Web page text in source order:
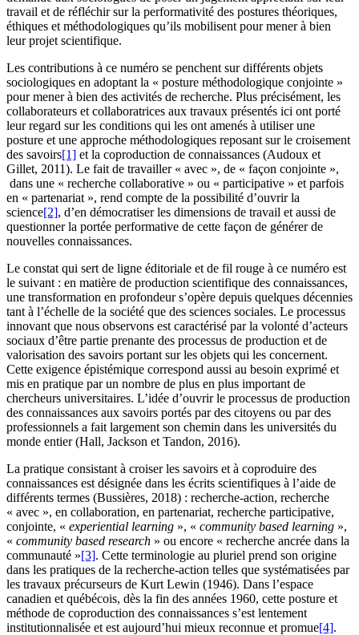
travail et de réfléchir sur la performativité des postures théoriques,
éthiques et méthodologiques qu’ils mobilisent pour mener à bien
leur projet scientifique.
Les contributions à ce numéro se penchent sur différents objets
sociologiques en adoptant la « posture méthodologique conjointe »
pour mener à bien des activités de recherche. Plus précisément, les
collaborateurs et collaboratrices aux travaux présentés ici ont porté
leur regard sur les conditions qui les ont amenés à utiliser une
posture et une approche méthodologiques reposant sur le croisement
des savoirs[1] et la coproduction de connaissances (Audoux et
Gillet, 2011). Le fait de travailler « avec », de « façon conjointe »,
dans une « recherche collaborative » ou « participative » et parfois
en « partenariat », rend compte de la possibilité d’ouvrir la
science[2], d’en démocratiser les dimensions de travail et aussi de
questionner la portée performative de cette façon de générer de
nouvelles connaissances.
Le constat qui sert de ligne éditoriale et de fil rouge à ce numéro est
le suivant : en matière de production scientifique des connaissances,
une transformation en profondeur s’opère depuis quelques décennies
tant à l’échelle de la société que des sciences sociales. Le processus
innovant que nous observons est caractérisé par la volonté d’acteurs
sociaux d’être partie prenante des processus de production et de
valorisation des savoirs portant sur les objets qui les concernent.
Cette exigence épistémique correspond aussi au besoin exprimé et
mis en pratique par un nombre de plus en plus important de
chercheurs universitaires. L’idée d’ouvrir le processus de production
des connaissances aux savoirs portés par des citoyens ou par des
professionnels a fait largement son chemin dans les universités du
monde entier (Hall, Jackson et Tandon, 2016).
La pratique consistant à croiser les savoirs et à coproduire des
connaissances est désignée dans les écrits scientifiques à l’aide de
différents termes (Bussières, 2018) : recherche-action, recherche
« avec », en collaboration, en partenariat, recherche participative,
conjointe, « experiential learning », « community based learning »,
« community based research » ou encore « recherche ancrée dans la
communauté »[3]. Cette terminologie au pluriel prend son origine
dans les pratiques de la recherche-action telles que systématisées par
les travaux précurseurs de Kurt Lewin (1946). Dans l’espace
canadien et québécois, dès la fin des années 1960, cette posture et
méthode de coproduction des connaissances s’est lentement
institutionnalisée et est aujourd’hui mieux reconnue et promue[4].